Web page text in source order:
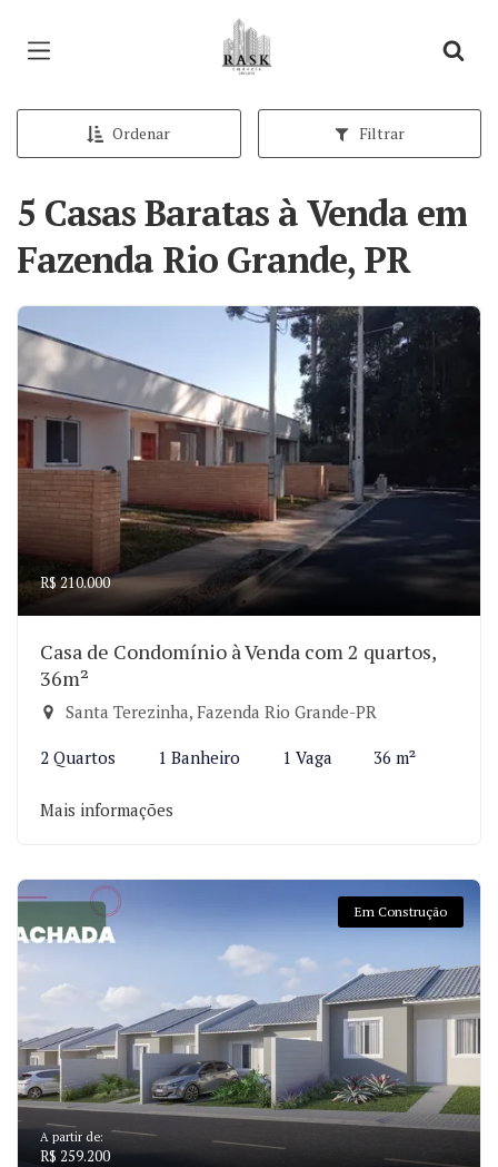
Página inicial
Ordenar Filtrar
5 Casas Baratas à Venda em
Fazenda Rio Grande, PR
R$ 210.000
Casa de Condomínio à Venda com 2 quartos,
36m²
Santa Terezinha, Fazenda Rio Grande-PR
2 Quartos 1 Banheiro 1 Vaga 36 m²
Mais informações
Em Construção
A partir de:
R$ 259.200